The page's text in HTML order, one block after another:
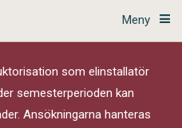
Meny
som elinstallatör
semesterperioden kan
Ansökningarna hanteras